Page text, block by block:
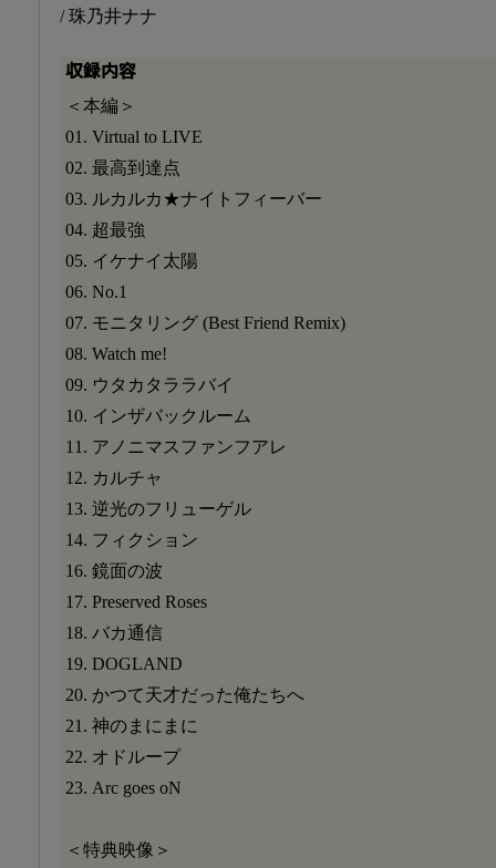
/ 珠乃井ナナ
収録内容
＜本編＞
01. Virtual to LIVE
02. 最高到達点
03. ルカルカ★ナイトフィーバー
04. 超最強
05. イケナイ太陽
06. No.1
07. モニタリング (Best Friend Remix)
08. Watch me!
09. ウタカタララバイ
10. インザバックルーム
11. アノニマスファンフアレ
12. カルチャ
13. 逆光のフリューゲル
14. フィクション
16. 鏡面の波
17. Preserved Roses
18. バカ通信
19. DOGLAND
20. かつて天才だった俺たちへ
21. 神のまにまに
22. オドループ
23. Arc goes oN
＜特典映像＞